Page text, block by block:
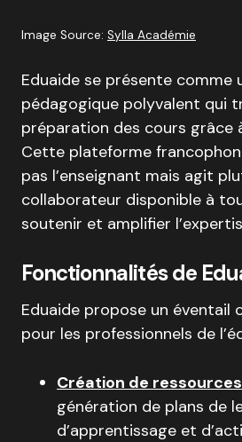
Image Source: Sylla Académie
Eduaide se présente comme
pédagogique polyvalent qui
préparation des cours grâce
Cette plateforme
pas l’enseignant mais agit
collaborateur disponible à
soutenir et amplifier
Fonctionnalités de
Eduaide propose un éventail
pour les professionnels de
Création de
génération de plans de
d’apprentissage et